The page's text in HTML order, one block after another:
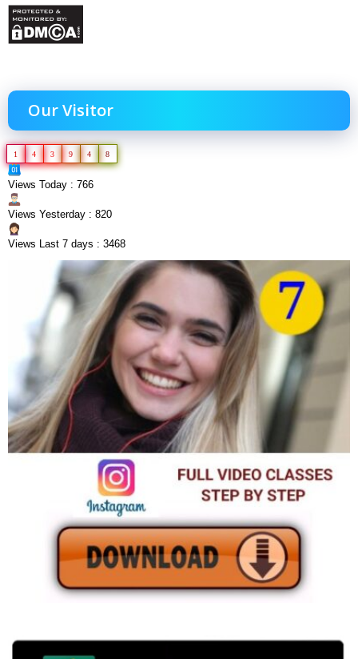
Our Visitor
1 4 3 9 4 8
Views Today : 766
Views Yesterday : 820
Views Last 7 days : 3468